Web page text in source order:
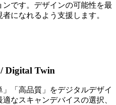
です。デザインの可能性を最
になれるよう支援します。
Digital Twin
」「高品質」をデジタルデザイ
なスキャンデバイスの選択、